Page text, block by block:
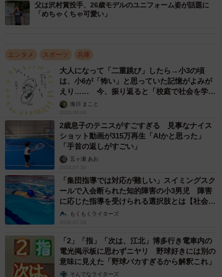
父は沢村賞投手、26歳モデルのユニフォーム姿が話題に
「めちゃくちゃ可愛い」
エンタメ スポーツ 兵庫
大人になって「二重跳び」したら→小3の頃
は、小6が「怖い」と思っていた記憶がよみが
えり…… 今、振り返ると「校庭で社会を学ん
でいった」【漫画】
海川 まこと
2026.08.04
2歳息子のテニスがすごすぎる 見事なナイス
ショット動画が315万再生「AIかと思った」
「手首の返しがすごい」
五ヶ瀬 あお
2026.07.30
「集団指導では対応が難しい」スイミングスク
ールで入会断られた知的障害の小3男児 障害
に応じた指導を受けられる選択肢とは【社会福
祉士が解説】
もくもくライターズ
2026.07.29
「2」「指」「次は、江北」博多行き電車内の
電光掲示板に思わずニヤリ 野球好きには別の
意味に見えた「野球バカすぎるから解釈これ」
そんでなライターズ